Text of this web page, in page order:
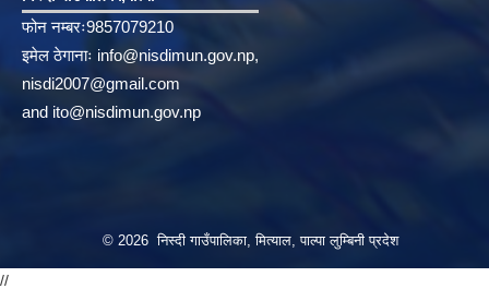
फोन नम्बरः9857079210
इमेल ठेगानाः info@nisdimun.gov.np,
nisdi2007@gmail.com
and ito@nisdimun.gov.np
© 2026 निस्दी गाउँपालिका, मित्याल, पाल्पा लुम्बिनी प्रदेश
//